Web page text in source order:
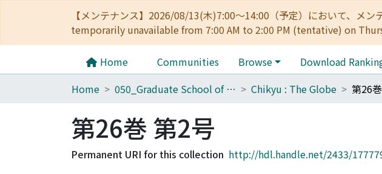
【メンテナンス】2026/08/13(木)7:00～14:00（予定）において、
temporarily unavailable from 7:00 AM to 2:00 PM (tentative) on
Home Communities Browse Download
Home
050_Graduate School of Science Chikyu : The Globe 第26
第26巻 第2号
Permanent URI for this collection http://hdl.handle.net/2433/